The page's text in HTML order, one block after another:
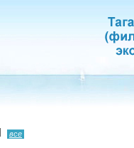
все